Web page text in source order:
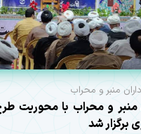
منبر و محراب
و محراب با محوریت
برگزار شد